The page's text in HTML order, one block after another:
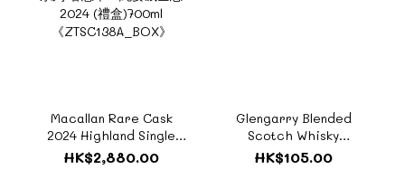
Macallan Rare Cask
2024 Highland Single
Malt Scotch Whisky 麥
卡倫絢麗系列 奢想單一純
HK$2,880.00
Glengarry Blended
Scotch Whisky
1000ml《ZSC025》
HK$105.00